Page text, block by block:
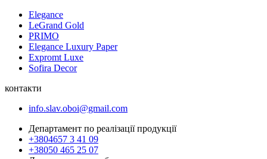
Elegance
LeGrand Gold
PRIMO
Elegance Luxury Paper
Expromt Luxe
Sofira Decor
контакти
info.slav.oboi@gmail.com
Департамент по реалізації продукції
+3804657 3 41 09
+38050 465 25 07